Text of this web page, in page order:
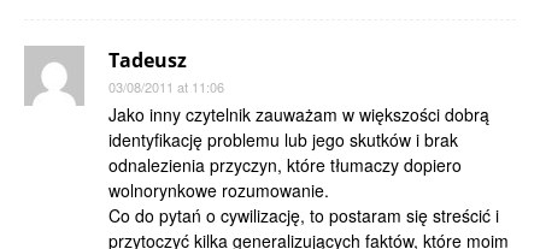
Tadeusz
03/08/2011 at 11:06
Jako inny czytelnik zauważam w większości dobrą
identyfikację problemu lub jego skutków i brak
odnalezienia przyczyn, które tłumaczy dopiero
wolnorynkowe rozumowanie.
Co do pytań o cywilizację, to postaram się streścić i
przytoczyć kilka generalizujących faktów, które moim